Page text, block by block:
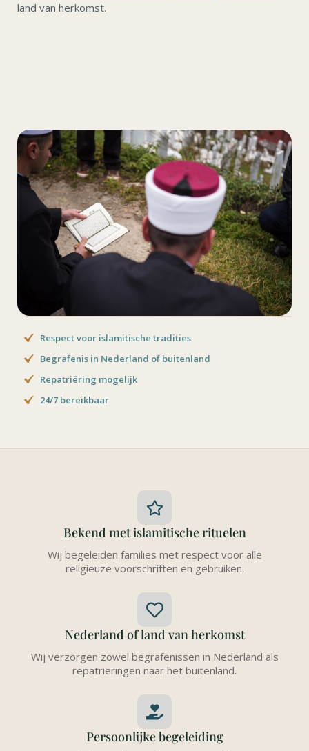
land van herkomst.
Respect voor islamitische tradities
Begrafenis in Nederland of buitenland
Repatriëring mogelijk
24/7 bereikbaar
Bekend met islamitische rituelen
Wij begeleiden families met respect voor alle
religieuze voorschriften en gebruiken.
Nederland of land van herkomst
Wij verzorgen zowel begrafenissen in Nederland als
repatriëringen naar het buitenland.
Persoonlijke begeleiding